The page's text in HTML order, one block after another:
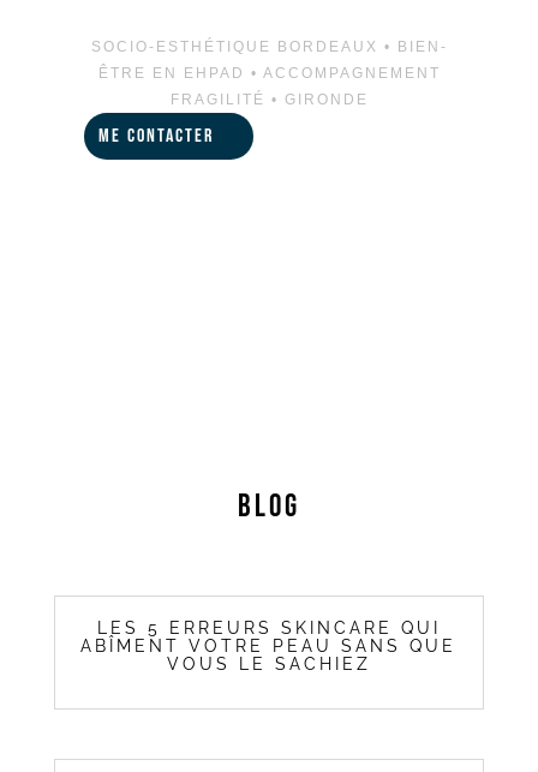
SOCIO-ESTHÉTIQUE BORDEAUX • BIEN-
ÊTRE EN EHPAD • ACCOMPAGNEMENT
FRAGILITÉ • GIRONDE
ME CONTACTER
BLOG
LES 5 ERREURS SKINCARE QUI
ABÎMENT VOTRE PEAU SANS QUE
VOUS LE SACHIEZ